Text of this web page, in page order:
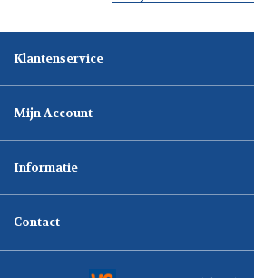
Klantenservice
Mijn Account
Informatie
Contact